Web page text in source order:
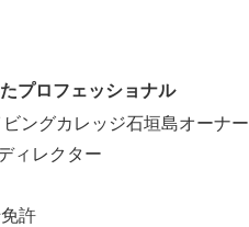
プロフェッショナル
ングカレッジ石垣島オーナー
ィレクター
許